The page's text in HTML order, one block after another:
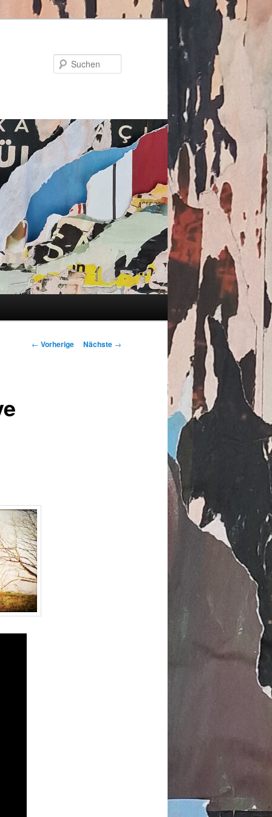
Artikelnavigation
← Vorherige Nächste →